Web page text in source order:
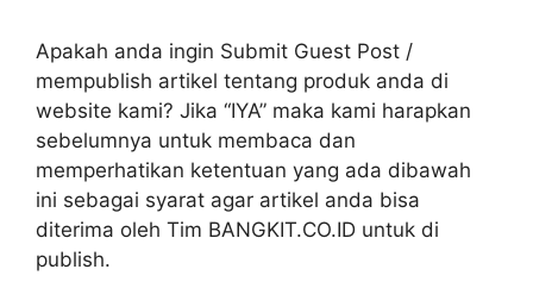
Apakah anda ingin Submit Guest Post /
mempublish artikel tentang produk anda di
website kami? Jika “IYA” maka kami harapkan
sebelumnya untuk membaca dan
memperhatikan ketentuan yang ada dibawah
ini sebagai syarat agar artikel anda bisa
diterima oleh Tim BANGKIT.CO.ID untuk di
publish.